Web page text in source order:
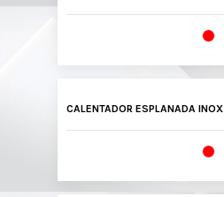
CALENTADOR ESPLANADA INOX